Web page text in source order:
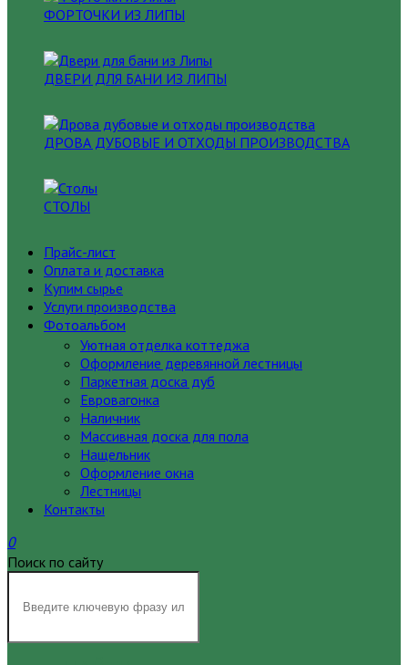
ФОРТОЧКИ ИЗ ЛИПЫ
ДВЕРИ ДЛЯ БАНИ ИЗ ЛИПЫ
ДРОВА ДУБОВЫЕ И ОТХОДЫ ПРОИЗВОДСТВА
СТОЛЫ
Прайс-лист
Оплата и доставка
Купим сырье
Услуги производства
Фотоальбом
Уютная отделка коттеджа
Оформление деревянной лестницы
Паркетная доска дуб
Евровагонка
Наличник
Массивная доска для пола
Нащельник
Оформление окна
Лестницы
Контакты
0
Поиск по сайту